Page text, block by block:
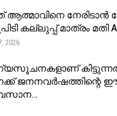
നേരിടാൻ
കല്ലുപ്പ് മാത്രം മതി
2026
ജനനവർഷത്തിന്റെ